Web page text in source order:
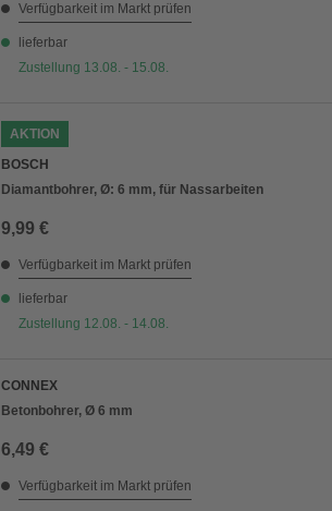
Verfügbarkeit im Markt prüfen
lieferbar
Zustellung 13.08. - 15.08.
AKTION
BOSCH
Diamantbohrer, Ø: 6 mm, für Nassarbeiten
9,99 €
Verfügbarkeit im Markt prüfen
lieferbar
Zustellung 12.08. - 14.08.
CONNEX
Betonbohrer, Ø 6 mm
6,49 €
Verfügbarkeit im Markt prüfen